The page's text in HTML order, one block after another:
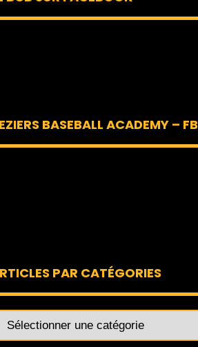
BASEBALL ACADEMY – FB
PAR CATÉGORIES